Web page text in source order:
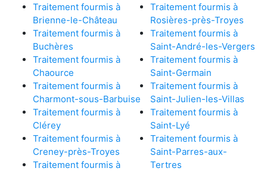
Traitement fourmis à
Brienne-le-Château
Traitement fourmis à
Buchères
Traitement fourmis à
Chaource
Traitement fourmis à
Charmont-sous-Barbuise
Traitement fourmis à
Clérey
Traitement fourmis à
Creney-près-Troyes
Traitement fourmis à
Traitement fourmis à
Rosières-près-Troyes
Traitement fourmis à
Saint-André-les-Vergers
Traitement fourmis à
Saint-Germain
Traitement fourmis à
Saint-Julien-les-Villas
Traitement fourmis à
Saint-Lyé
Traitement fourmis à
Saint-Parres-aux-
Tertres